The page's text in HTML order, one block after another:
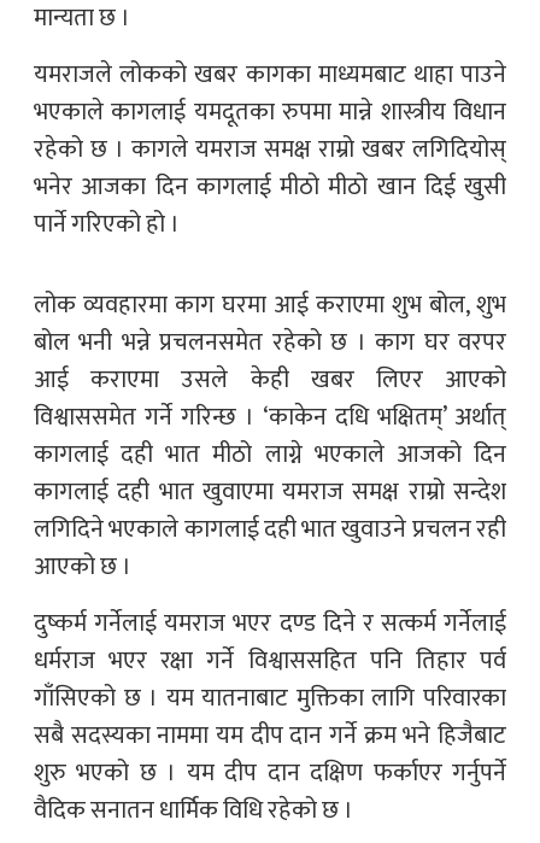
मान्यता छ ।
यमराजले लोकको खबर कागका माध्यमबाट थाहा पाउने
भएकाले कागलाई यमदूतका रुपमा मान्ने शास्त्रीय विधान
रहेको छ । कागले यमराज समक्ष राम्रो खबर लगिदियोस्
भनेर आजका दिन कागलाई मीठो मीठो खान दिई खुसी
पार्ने गरिएको हो ।
लोक व्यवहारमा काग घरमा आई कराएमा शुभ बोल, शुभ
बोल भनी भन्ने प्रचलनसमेत रहेको छ । काग घर वरपर
आई कराएमा उसले केही खबर लिएर आएको
विश्वाससमेत गर्ने गरिन्छ । ‘काकेन दधि भक्षितम्’ अर्थात्
कागलाई दही भात मीठो लाग्ने भएकाले आजको दिन
कागलाई दही भात खुवाएमा यमराज समक्ष राम्रो सन्देश
लगिदिने भएकाले कागलाई दही भात खुवाउने प्रचलन रही
आएको छ ।
दुष्कर्म गर्नेलाई यमराज भएर दण्ड दिने र सत्कर्म गर्नेलाई
धर्मराज भएर रक्षा गर्ने विश्वाससहित पनि तिहार पर्व
गाँसिएको छ । यम यातनाबाट मुक्तिका लागि परिवारका
सबै सदस्यका नाममा यम दीप दान गर्ने क्रम भने हिजैबाट
शुरु भएको छ । यम दीप दान दक्षिण फर्काएर गर्नुपर्ने
वैदिक सनातन धार्मिक विधि रहेको छ ।